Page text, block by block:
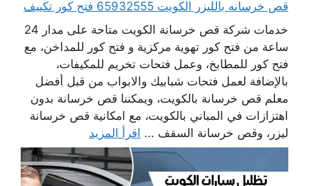
قص خرسانه بالليزر الكويت 65932555 فتح كور تكييف
خدمات شركة قص خرسانة الكويت متاحة على مدار 24
ساعة من فتح كور تهوية مركزية و فتح كور للمداخن، مع
فتح كور للمطابخ، وعمل فتحات تخريم للمكيفات،
بالإضافة لعمل فتحات شبابيك والابواب من قبل أفضل
معلم قص خرسانة بالكويت، ويمكننا قص خرسانة بدون
اهتزازات في المباني بالكويت، مع امكانية قص خرسانة
ليزر، وقص خرسانة السقف ... اقرأ المزيد